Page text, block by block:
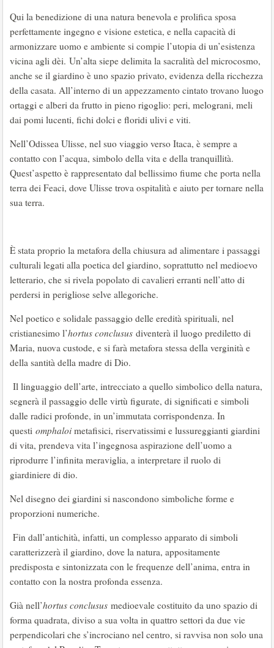
Qui la benedizione di una natura benevola e prolifica sposa
perfettamente ingegno e visione estetica, e nella capacità di
armonizzare uomo e ambiente si compie l’utopia di un’esistenza
vicina agli dèi. Un’alta siepe delimita la sacralità del microcosmo,
anche se il giardino è uno spazio privato, evidenza della ricchezza
della casata. All’interno di un appezzamento cintato trovano luogo
ortaggi e alberi da frutto in pieno rigoglio: peri, melograni, meli
dai pomi lucenti, fichi dolci e floridi ulivi e viti.
Nell’Odissea Ulisse, nel suo viaggio verso Itaca, è sempre a
contatto con l’acqua, simbolo della vita e della tranquillità.
Quest’aspetto è rappresentato dal bellissimo fiume che porta nella
terra dei Feaci, dove Ulisse trova ospitalità e aiuto per tornare nella
sua terra.
È stata proprio la metafora della chiusura ad alimentare i passaggi
culturali legati alla poetica del giardino, soprattutto nel medioevo
letterario, che si rivela popolato di cavalieri erranti nell’atto di
perdersi in perigliose selve allegoriche.
Nel poetico e solidale passaggio delle eredità spirituali, nel
cristianesimo l’hortus conclusus diventerà il luogo prediletto di
Maria, nuova custode, e si farà metafora stessa della verginità e
della santità della madre di Dio.
Il linguaggio dell’arte, intrecciato a quello simbolico della natura,
segnerà il passaggio delle virtù figurate, di significati e simboli
dalle radici profonde, in un’immutata corrispondenza. In
questi omphaloi metafisici, riservatissimi e lussureggianti giardini
di vita, prendeva vita l’ingegnosa aspirazione dell’uomo a
riprodurre l’infinita meraviglia, a interpretare il ruolo di
giardiniere di dio.
Nel disegno dei giardini si nascondono simboliche forme e
proporzioni numeriche.
Fin dall’antichità, infatti, un complesso apparato di simboli
caratterizzerà il giardino, dove la natura, appositamente
predisposta e sintonizzata con le frequenze dell’anima, entra in
contatto con la nostra profonda essenza.
Già nell’hortus conclusus medioevale costituito da uno spazio di
forma quadrata, diviso a sua volta in quattro settori da due vie
perpendicolari che s’incrociano nel centro, si ravvisa non solo una